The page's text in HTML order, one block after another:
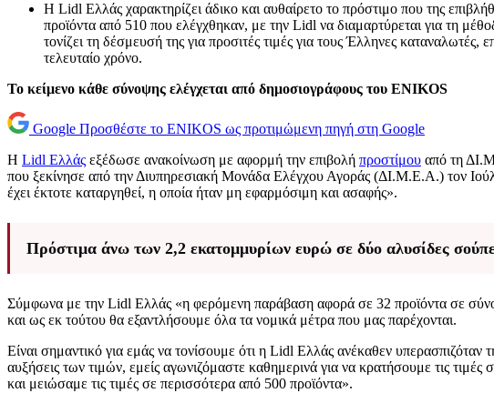
Η Lidl Ελλάς χαρακτηρίζει άδικο και αυθαίρετο το πρόστιμο που της
προϊόντα από 510 που ελέγχθηκαν, με την Lidl να διαμαρτύρεται για τη
τονίζει τη δέσμευσή της για προσιτές τιμές για τους Έλληνες
τελευταίο χρόνο.
Το κείμενο κάθε σύνοψης ελέγχεται από δημοσιογράφους του ENIKOS
Google Προσθέστε το ENIKOS ως προτιμώμενη πηγή στη Google
Η Lidl Ελλάς εξέδωσε ανακοίνωση με αφορμή την επιβολή προστίμου από τη
που ξεκίνησε από την Διυπηρεσιακή Μονάδα Ελέγχου Αγοράς (ΔΙ.Μ.Ε.Α.) τον
έχει έκτοτε καταργηθεί, η οποία ήταν μη εφαρμόσιμη και ασαφής».
Πρόστιμα άνω των 2,2 εκατομμυρίων ευρώ σε δύο αλυσίδες
Σύμφωνα με την Lidl Ελλάς «η φερόμενη παράβαση αφορά σε 32 προϊόντα σε
και ως εκ τούτου θα εξαντλήσουμε όλα τα νομικά μέτρα που μας παρέχονται.
Είναι σημαντικό για εμάς να τονίσουμε ότι η Lidl Ελλάς ανέκαθεν
αυξήσεις των τιμών, εμείς αγωνιζόμαστε καθημερινά για να κρατήσουμε τις
και μειώσαμε τις τιμές σε περισσότερα από 500 προϊόντα».